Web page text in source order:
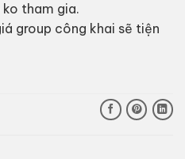
ko tham gia.
group công khai sẽ tiện